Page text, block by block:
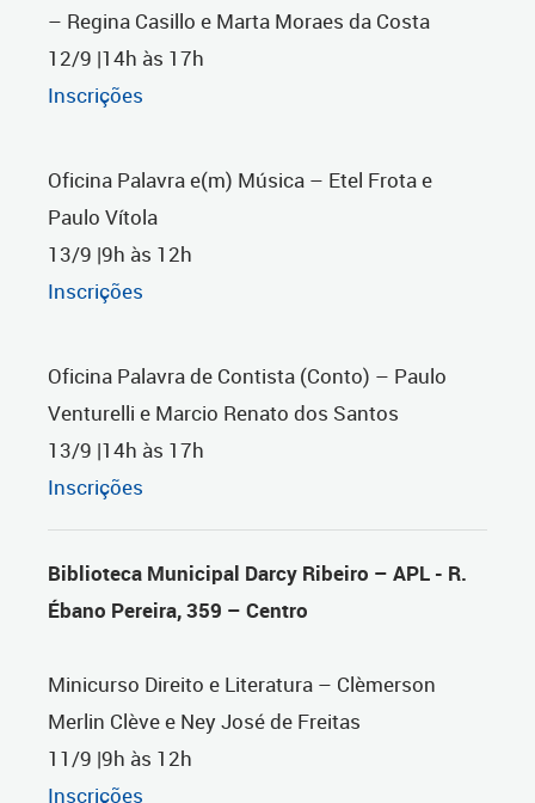
– Regina Casillo e Marta Moraes da Costa
12/9 |14h às 17h
Inscrições
Oficina Palavra e(m) Música – Etel Frota e
Paulo Vítola
13/9 |9h às 12h
Inscrições
Oficina Palavra de Contista (Conto) – Paulo
Venturelli e Marcio Renato dos Santos
13/9 |14h às 17h
Inscrições
Biblioteca Municipal Darcy Ribeiro – APL - R.
Ébano Pereira, 359 – Centro
Minicurso Direito e Literatura – Clèmerson
Merlin Clève e Ney José de Freitas
11/9 |9h às 12h
Inscrições